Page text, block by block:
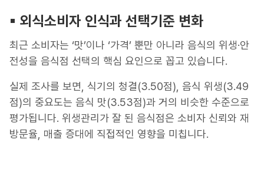
▪︎ 외식소비자 인식과 선택기준 변화
최근 소비자는 ‘맛’이나 ‘가격’ 뿐만 아니라 음식의 위생·안
전성을 음식점 선택의 핵심 요인으로 꼽고 있습니다.
실제 조사를 보면, 식기의 청결(3.50점), 음식 위생(3.49
점)의 중요도는 음식 맛(3.53점)과 거의 비슷한 수준으로
평가됩니다. 위생관리가 잘 된 음식점은 소비자 신뢰와 재
방문율, 매출 증대에 직접적인 영향을 미칩니다.